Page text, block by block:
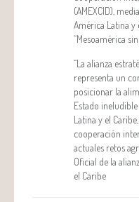
(AMEXCID),
América Latina y
“Mesoamérica
“La alianza
representa un
posicionar la
Estado
Latina y el
cooperación
actuales retos
Oficial de la
el Caribe